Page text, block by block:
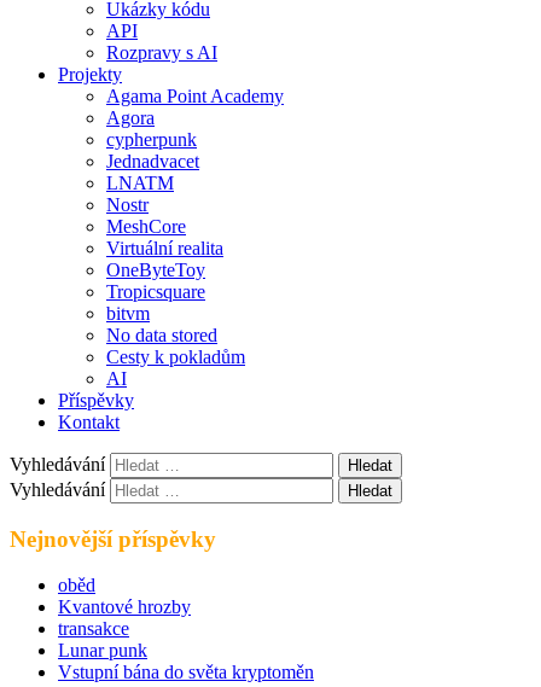
Ukázky kódu
API
Rozpravy s AI
Projekty
Agama Point Academy
Agora
cypherpunk
Jednadvacet
LNATM
Nostr
MeshCore
Virtuální realita
OneByteToy
Tropicsquare
bitvm
No data stored
Cesty k pokladům
AI
Příspěvky
Kontakt
Vyhledávání
Vyhledávání
Nejnovější příspěvky
oběd
Kvantové hrozby
transakce
Lunar punk
Vstupní bána do světa kryptoměn